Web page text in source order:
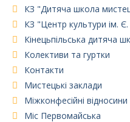
КЗ "Дитяча школа
КЗ "Центр культури ім.
Кінецьпільська дитяча
Колективи та гуртки
Контакти
Мистецькі заклади
Міжконфесійні відносини
Міс Первомайська